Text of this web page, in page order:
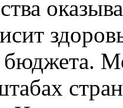
бюджета.